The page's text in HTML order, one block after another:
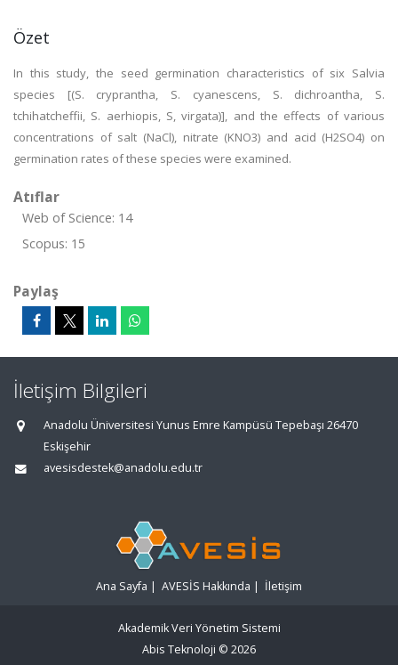
Özet
In this study, the seed germination characteristics of six Salvia
species [(S. cryprantha, S. cyanescens, S. dichroantha, S.
tchihatcheffii, S. aerhiopis, S, virgata)], and the effects of various
concentrations of salt (NaCl), nitrate (KNO3) and acid (H2SO4) on
germination rates of these species were examined.
Atıflar
Web of Science: 14
Scopus: 15
Paylaş
İletişim Bilgileri
Anadolu Üniversitesi Yunus Emre Kampüsü Tepebaşı 26470
Eskişehir
avesisdestek@anadolu.edu.tr
Ana Sayfa | AVESİS Hakkında | İletişim
Akademik Veri Yönetim Sistemi
Abis Teknoloji © 2026